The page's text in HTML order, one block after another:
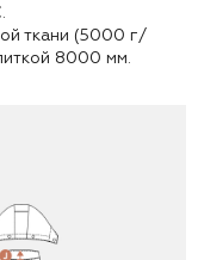
ткани (5000 г/
8000 мм.